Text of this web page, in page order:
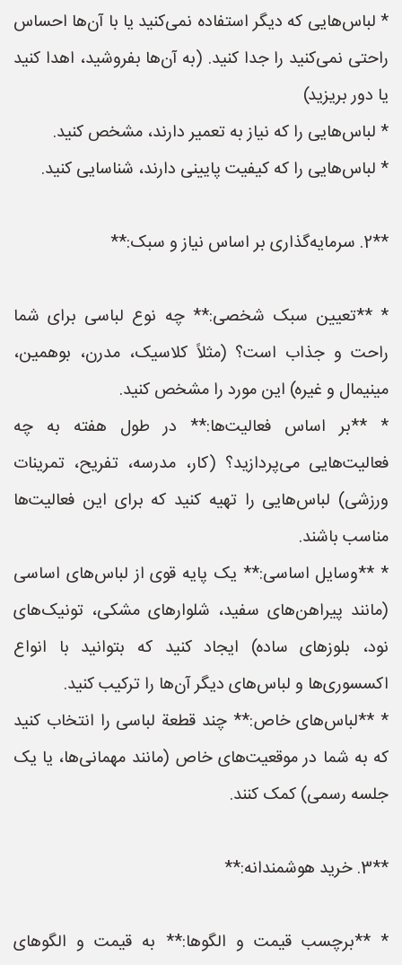
* لباس‌هایی که دیگر استفاده نمی‌کنید یا با آن‌ها احساس
راحتی نمی‌کنید را جدا کنید. (به آن‌ها بفروشید، اهدا کنید
یا دور بریزید)
* لباس‌هایی را که نیاز به تعمیر دارند، مشخص کنید.
* لباس‌هایی را که کیفیت پایینی دارند، شناسایی کنید.
**2. سرمایه‌گذاری بر اساس نیاز و سبک:**
* **تعیین سبک شخصی:** چه نوع لباسی برای شما
راحت و جذاب است؟ (مثلاً کلاسیک، مدرن، بوهمین،
مینیمال و غیره) این مورد را مشخص کنید.
* **بر اساس فعالیت‌ها:** در طول هفته به چه
فعالیت‌هایی می‌پردازید؟ (کار، مدرسه، تفریح، تمرینات
ورزشی) لباس‌هایی را تهیه کنید که برای این فعالیت‌ها
مناسب باشند.
* **وسایل اساسی:** یک پایه قوی از لباس‌های اساسی
(مانند پیراهن‌های سفید، شلوارهای مشکی، تونیک‌های
نود، بلوزهای ساده) ایجاد کنید که بتوانید با انواع
اکسسوری‌ها و لباس‌های دیگر آن‌ها را ترکیب کنید.
* **لباس‌های خاص:** چند قطعة لباسی را انتخاب کنید
که به شما در موقعیت‌های خاص (مانند مهمانی‌ها، یا یک
جلسه رسمی) کمک کنند.
**3. خرید هوشمندانه:**
* **برچسب قیمت و الگوها:** به قیمت و الگوهای